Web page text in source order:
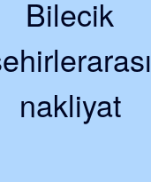
Bilecik
nakliyat